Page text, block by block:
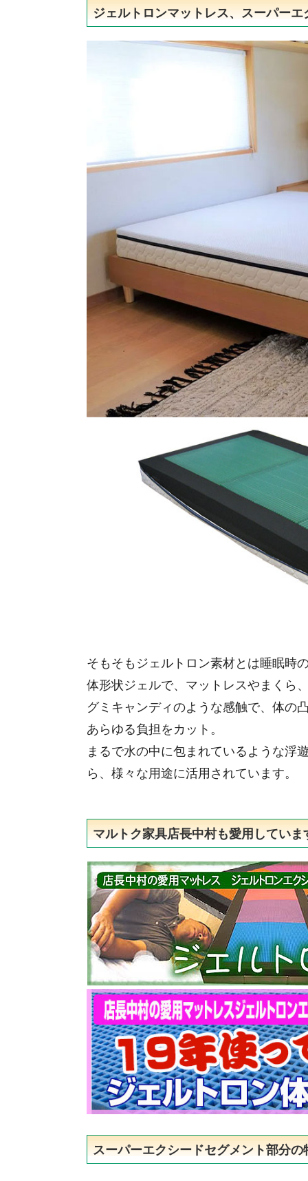
ジェルトロンマットレス、スーパーエ
そもそもジェルトロン素材とは睡眠時
体形状ジェルで、マットレスやまくら
グミキャンディのような感触で、体の
あらゆる負担をカット。
まるで水の中に包まれているような浮
ら、様々な用途に活用されています。
マルトク家具店長中村も愛用していま
スーパーエクシードセグメント部分の